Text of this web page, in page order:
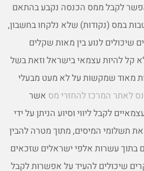
לקבל ממס הכנסה נקבע בהתאם
במס (נקודות) שלא נלקחו בחשבון,
שיכולים לנוע בין מאות שקלים
קל להיות עצמאי בישראל וזאת בשל
מאוד שמקשות על לא מעט מבעלי
לאתר המרכז להחזרי מס אשר
לקבל ליווי וסיוע הניתן על ידי
תשלומי המיסים, מתוך מטרה להבין
בתוך עשרות אלפי ישראלים שזכאים
שיכולים להעיד על אפשרות לקבל